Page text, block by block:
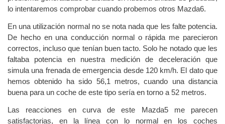
problema generalizado o aislado en nuestra unidad de pruebas;
En una utilización normal no se nota nada que les falte potencia.
De hecho en una conducción normal o rápida me parecieron
correctos, incluso que tenían buen tacto. Solo he notado que les
faltaba potencia en nuestra medición de deceleración que
simula una frenada de emergencia desde 120 km/h. El dato que
hemos obtenido ha sido 56,1 metros, cuando una distancia
Las reacciones en curva de este Mazda5 me parecen